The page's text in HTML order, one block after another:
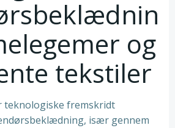
og
tekstiler
teknologiske fremskridt
især gennem